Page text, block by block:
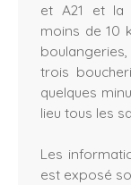
et A21 et la
moins de 10
trois
quelques
lieu tous les
Les
est exposé